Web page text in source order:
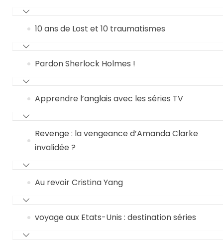
10 ans de Lost et 10 traumatismes
Pardon Sherlock Holmes !
Apprendre l’anglais avec les séries TV
Revenge : la vengeance d’Amanda Clarke
invalidée ?
Au revoir Cristina Yang
voyage aux Etats-Unis : destination séries